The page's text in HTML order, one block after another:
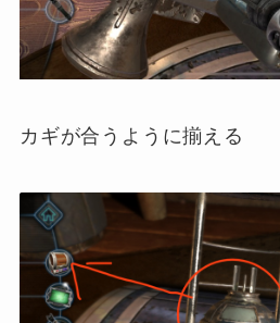
カギが合うように揃える